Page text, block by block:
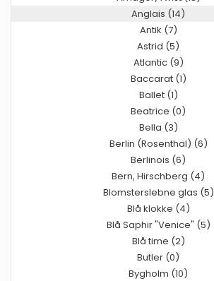
Anglais (14)
Antik (7)
Astrid (5)
Atlantic (9)
Baccarat (1)
Ballet (1)
Beatrice (0)
Bella (3)
Berlin (Rosenthal) (6)
Berlinois (6)
Bern, Hirschberg (4)
Blomsterslebne glas (5)
Blå klokke (4)
Blå Saphir "Venice" (5)
Blå time (2)
Butler (0)
Bygholm (10)